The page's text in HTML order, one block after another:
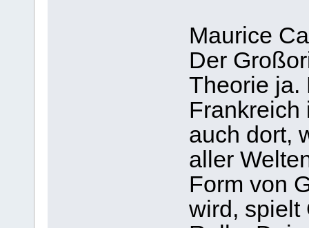
Maurice
Der
Theorie ja.
Frankreich
auch dort,
aller
Form von
wird, spielt